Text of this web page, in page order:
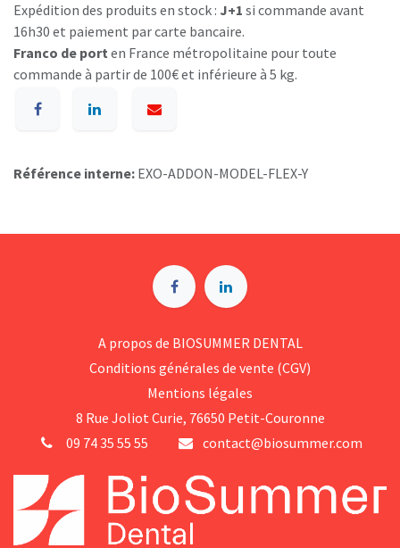
Expédition des produits en stock : J+1 si commande avant
16h30 et paiement par carte bancaire.
Franco de port en France métropolitaine pour toute
commande à partir de 100€ et inférieure à 5 kg.
Référence interne: EXO-ADDON-MODEL-FLEX-Y
A p​ropos de BIOSUMMER DENTAL
Conditions générales d​e vente (CGV)
Mentions légales
8 Rue Jol​iot Curie, 76650 Petit-Couronne
09 74 35 55 55
contact@biosummer.com